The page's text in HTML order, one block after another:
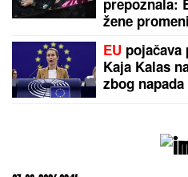
Nastavlja se Superliga:
najavljuje meč sezone,
LANČANI
osoba